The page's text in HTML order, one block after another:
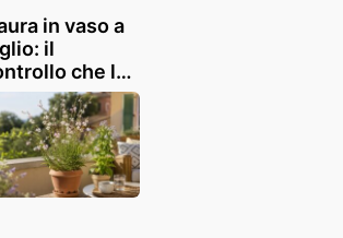
in vaso a
il
che la
fiorita
quando il
scalda